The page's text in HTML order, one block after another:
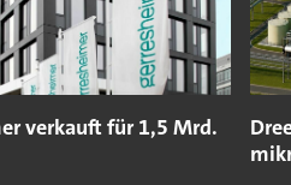
verkauft für 1,5 Mrd.